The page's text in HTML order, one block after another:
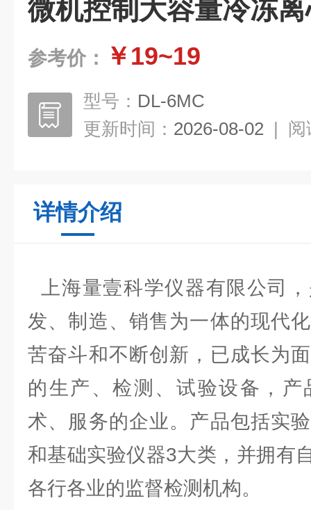
微机控制大容量冷冻
参考价： ￥19~19
型号： DL-6MC
更新时间： 2026-08-02 | 阅
详情介绍
上海量壹科学仪器有限公司
发、制造、销售为一体的现代
苦奋斗和不断创新，已成长为
的生产、检测、试验设备，
术、服务的企业。产品包括实
和基础实验仪器3大类，并拥有
各行各业的监督检测机构。